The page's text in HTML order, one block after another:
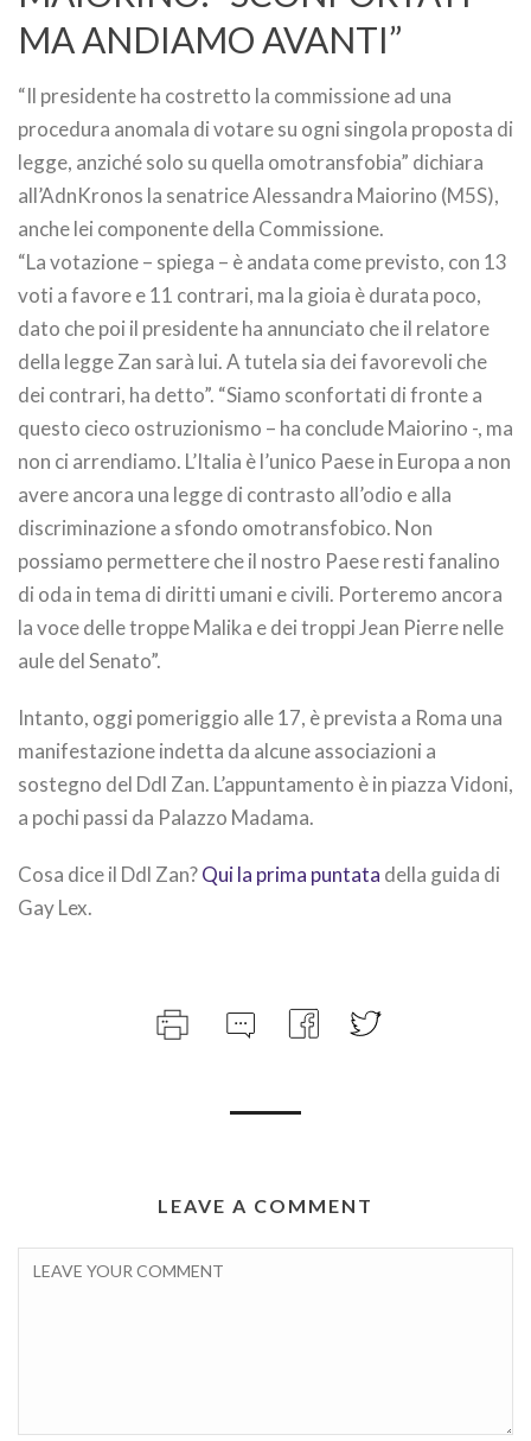
MA ANDIAMO AVANTI”
“Il presidente ha costretto la commissione ad una
procedura anomala di votare su ogni singola proposta di
legge, anziché solo su quella omotransfobia” dichiara
all’AdnKronos la senatrice Alessandra Maiorino (M5S),
anche lei componente della Commissione.
“La votazione – spiega – è andata come previsto, con 13
voti a favore e 11 contrari, ma la gioia è durata poco,
dato che poi il presidente ha annunciato che il relatore
della legge Zan sarà lui. A tutela sia dei favorevoli che
dei contrari, ha detto”. “Siamo sconfortati di fronte a
questo cieco ostruzionismo – ha conclude Maiorino -, ma
non ci arrendiamo. L’Italia è l’unico Paese in Europa a non
avere ancora una legge di contrasto all’odio e alla
discriminazione a sfondo omotransfobico. Non
possiamo permettere che il nostro Paese resti fanalino
di oda in tema di diritti umani e civili. Porteremo ancora
la voce delle troppe Malika e dei troppi Jean Pierre nelle
aule del Senato”.
Intanto, oggi pomeriggio alle 17, è prevista a Roma una
manifestazione indetta da alcune associazioni a
sostegno del Ddl Zan. L’appuntamento è in piazza Vidoni,
a pochi passi da Palazzo Madama.
Cosa dice il Ddl Zan?Qui la prima puntata della guida di
Gay Lex.
LEAVE A COMMENT